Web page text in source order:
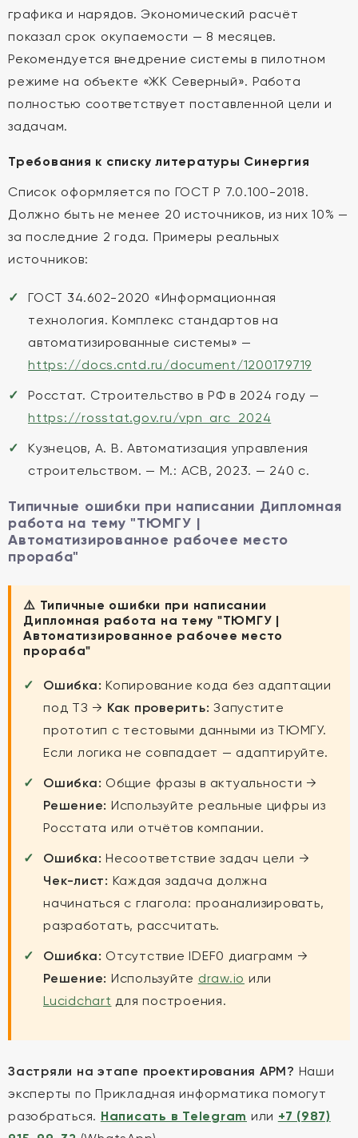
графика и нарядов. Экономический расчёт
показал срок окупаемости — 8 месяцев.
Рекомендуется внедрение системы в пилотном
режиме на объекте «ЖК Северный». Работа
полностью соответствует поставленной цели и
задачам.
Требования к списку литературы Синергия
Список оформляется по ГОСТ Р 7.0.100-2018.
Должно быть не менее 20 источников, из них 10% —
за последние 2 года. Примеры реальных
источников:
ГОСТ 34.602-2020 «Информационная
технология. Комплекс стандартов на
автоматизированные системы» —
https://docs.cntd.ru/document/1200179719
Росстат. Строительство в РФ в 2024 году —
https://rosstat.gov.ru/vpn_arc_2024
Кузнецов, А. В. Автоматизация управления
строительством. — М.: АСВ, 2023. — 240 с.
Типичные ошибки при написании Дипломная
работа на тему "ТЮМГУ |
Автоматизированное рабочее место
прораба"
⚠️ Типичные ошибки при написании
Дипломная работа на тему "ТЮМГУ |
Автоматизированное рабочее место
прораба"
Ошибка: Копирование кода без адаптации
под ТЗ → Как проверить: Запустите
прототип с тестовыми данными из ТЮМГУ.
Если логика не совпадает — адаптируйте.
Ошибка: Общие фразы в актуальности →
Решение: Используйте реальные цифры из
Росстата или отчётов компании.
Ошибка: Несоответствие задач цели →
Чек-лист: Каждая задача должна
начинаться с глагола: проанализировать,
разработать, рассчитать.
Ошибка: Отсутствие IDEF0 диаграмм →
Решение: Используйте draw.io или
Lucidchart для построения.
Застряли на этапе проектирования АРМ? Наши
эксперты по Прикладная информатика помогут
разобраться. Написать в Telegram или +7 (987)